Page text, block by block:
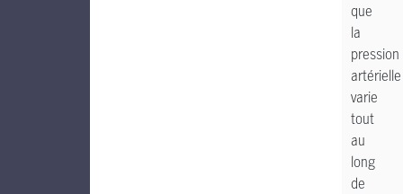
que
la
pression
artérielle
varie
tout
au
long
de